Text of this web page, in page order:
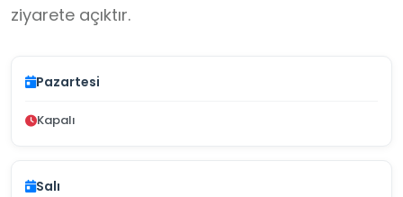
ziyarete açıktır.
Pazartesi
Kapalı
Salı